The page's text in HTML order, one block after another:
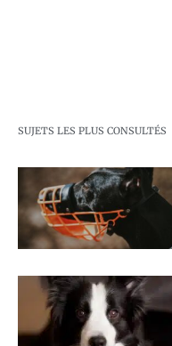
SUJETS LES PLUS CONSULTÉS